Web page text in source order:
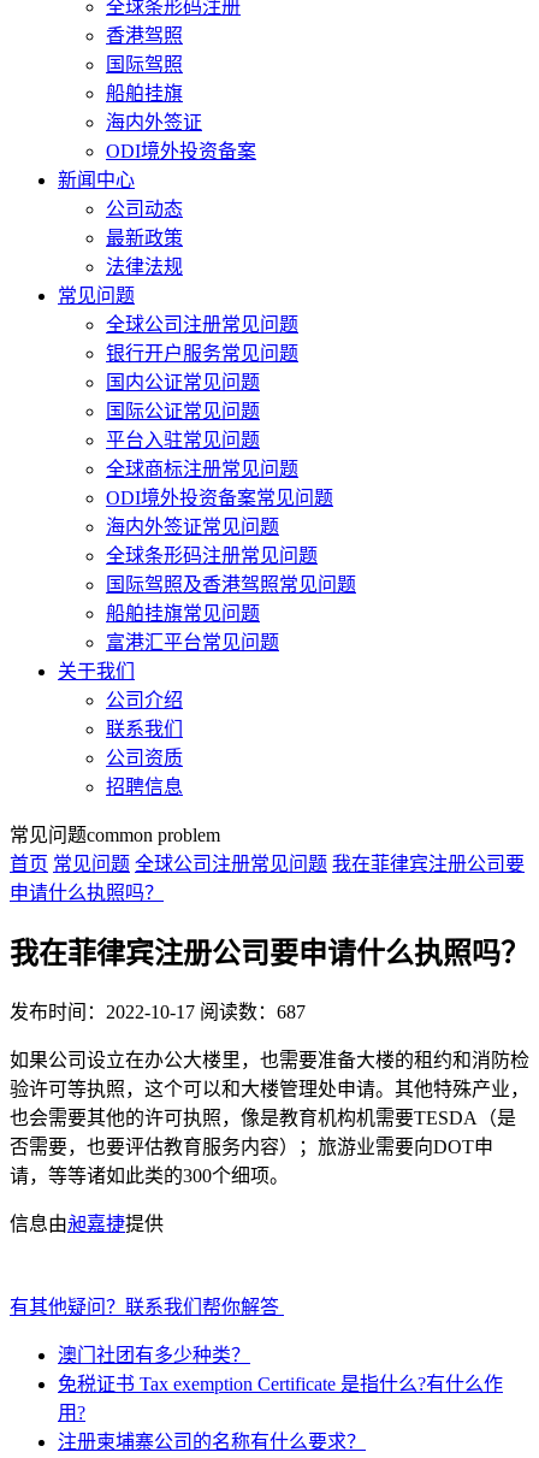
全球条形码注册
香港驾照
国际驾照
船舶挂旗
海内外签证
ODI境外投资备案
新闻中心
公司动态
最新政策
法律法规
常见问题
全球公司注册常见问题
银行开户服务常见问题
国内公证常见问题
国际公证常见问题
平台入驻常见问题
全球商标注册常见问题
ODI境外投资备案常见问题
海内外签证常见问题
全球条形码注册常见问题
国际驾照及香港驾照常见问题
船舶挂旗常见问题
富港汇平台常见问题
关于我们
公司介绍
联系我们
公司资质
招聘信息
常见问题common problem
首页 常见问题 全球公司注册常见问题 我在菲律宾注册公司要
申请什么执照吗？
我在菲律宾注册公司要申请什么执照吗？
发布时间：2022-10-17 阅读数：687
如果公司设立在办公大楼里，也需要准备大楼的租约和消防检
验许可等执照，这个可以和大楼管理处申请。其他特殊产业，
也会需要其他的许可执照，像是教育机构机需要TESDA（是
否需要，也要评估教育服务内容）；旅游业需要向DOT申
请，等等诸如此类的300个细项。
信息由昶嘉捷提供
有其他疑问？联系我们帮你解答
澳门社团有多少种类？
免税证书 Tax exemption Certificate 是指什么?有什么作
用?
注册柬埔寨公司的名称有什么要求？